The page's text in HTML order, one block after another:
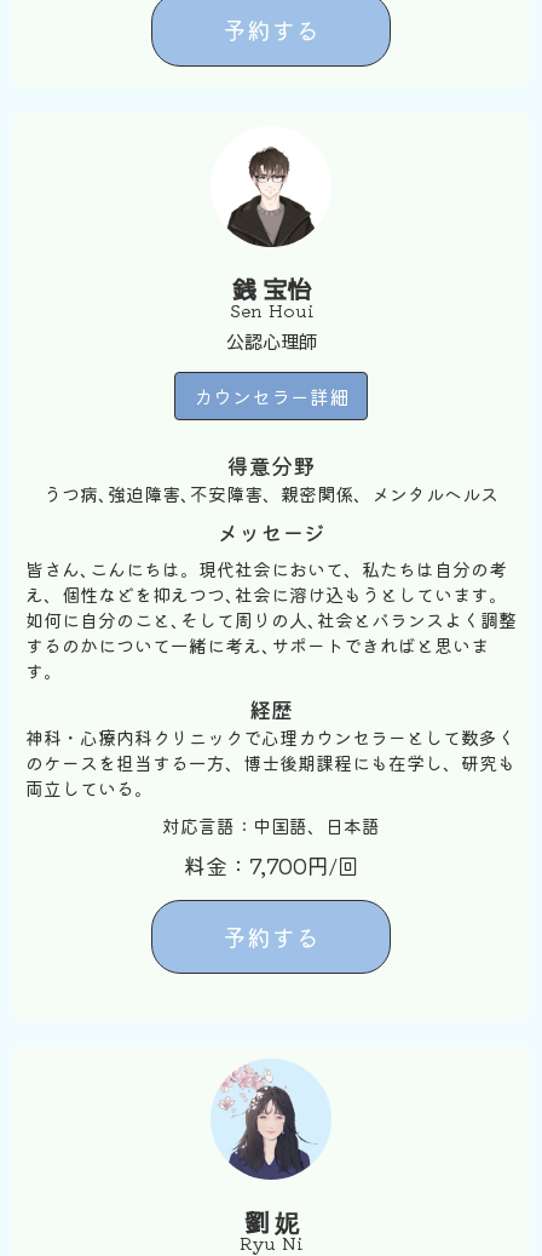
予約する
銭 宝怡
Sen Houi
公認心理師
カウンセラー詳細
得意分野
うつ病､強迫障害､不安障害、親密関係、メンタルヘルス
メッセージ
皆さん､こんにちは。現代社会において、私たちは自分の考
え、個性などを抑えつつ､社会に溶け込もうとしています。
如何に自分のこと､そして周りの人､社会とバランスよく調整
するのかについて一緒に考え､サポートできればと思いま
す。
経歴
神科・心療内科クリニックで心理カウンセラーとして数多く
のケースを担当する一方、博士後期課程にも在学し、研究も
両立している。
対応言語：中国語、日本語
料金：7,700円/回
予約する
劉 妮
Ryu Ni